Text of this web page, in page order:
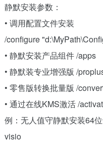
静默安装参数：
• 调用配置文件安装
/configure
• 静默安装产品组件 /apps
• 静默装专业增强版 /
• 零售版转换批量版 /
• 通过在线KMS激活 /
例：无人值守静默安装64
visio